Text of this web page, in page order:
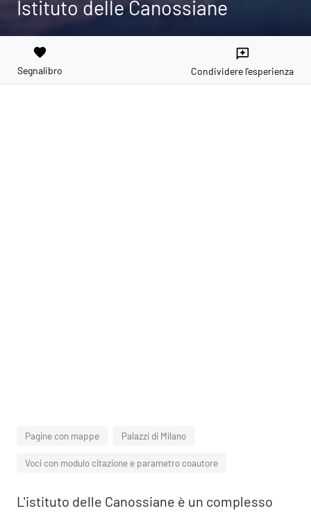
Istituto delle Canossiane
favorite
Segnalibro
reviews
Condividere l'esperienza
Pagine con mappe Palazzi di Milano
Voci con modulo citazione e parametro coautore
L'istituto delle Canossiane è un complesso